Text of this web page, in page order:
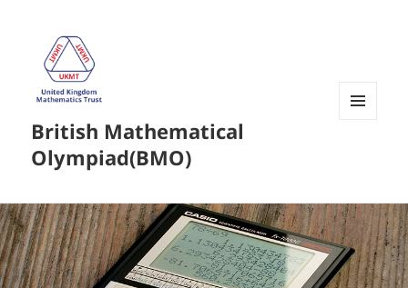
British Mathematical
Olympiad(BMO)